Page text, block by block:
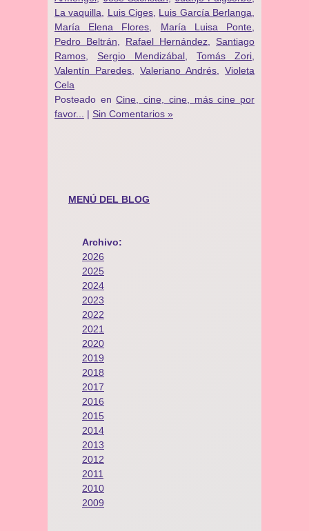
La vaquilla
Luis Ciges Luis García Berlanga
María Elena Flores
María Luisa Ponte
Pedro Beltrán
Rafael Hernández
Santiago
Ramos
Sergio Mendizábal Tomás Zori
Valentín Paredes
Valeriano Andrés
Violeta
Cela
Posteado enCine, cine, cine, más cine por
favor...
| Sin Comentarios »
MENÚ DEL BLOG
Archivo:
2026
2025
2024
2023
2022
2021
2020
2019
2018
2017
2016
2015
2014
2013
2012
2011
2010
2009